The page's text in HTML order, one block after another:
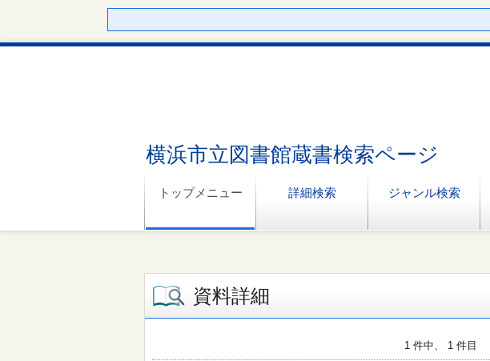
横浜市立図書館蔵書検索ページ
トップメニュー 詳細検索 ジャンル検索
資料詳細
1 件中、 1 件目